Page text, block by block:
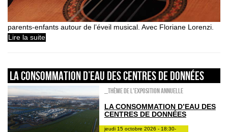
parents-enfants autour de l’éveil musical. Avec Floriane Lorenzi.
Lire la suite
La consommation d’eau des centres de données
_Thème de l'exposition annuelle
LA CONSOMMATION D’EAU DES
CENTRES DE DONNÉES
jeudi 15 octobre 2026 - 18:30-